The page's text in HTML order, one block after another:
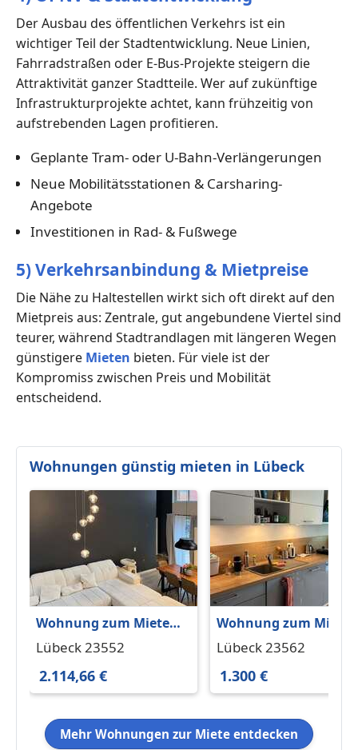
Der Ausbau des öffentlichen Verkehrs ist ein
wichtiger Teil der Stadtentwicklung. Neue Linien,
Fahrradstraßen oder E-Bus-Projekte steigern die
Attraktivität ganzer Stadtteile. Wer auf zukünftige
Infrastrukturprojekte achtet, kann frühzeitig von
aufstrebenden Lagen profitieren.
Geplante Tram- oder U-Bahn-Verlängerungen
Neue Mobilitätsstationen & Carsharing-
Angebote
Investitionen in Rad- & Fußwege
5) Verkehrsanbindung & Mietpreise
Die Nähe zu Haltestellen wirkt sich oft direkt auf den
Mietpreis aus: Zentrale, gut angebundene Viertel sind
teurer, während Stadtrandlagen mit längeren Wegen
günstigere Mieten bieten. Für viele ist der
Kompromiss zwischen Preis und Mobilität
entscheidend.
Wohnungen günstig mieten in Lübeck
Wohnung zum Mieten
in Lübeck 2.114,66 €
Lübeck 23552
2.114,66 €
Wohnung zum Mieten
in Lübeck 1.300 €
Lübeck 23562
1.300 €
Mehr Wohnungen zur Miete entdecken